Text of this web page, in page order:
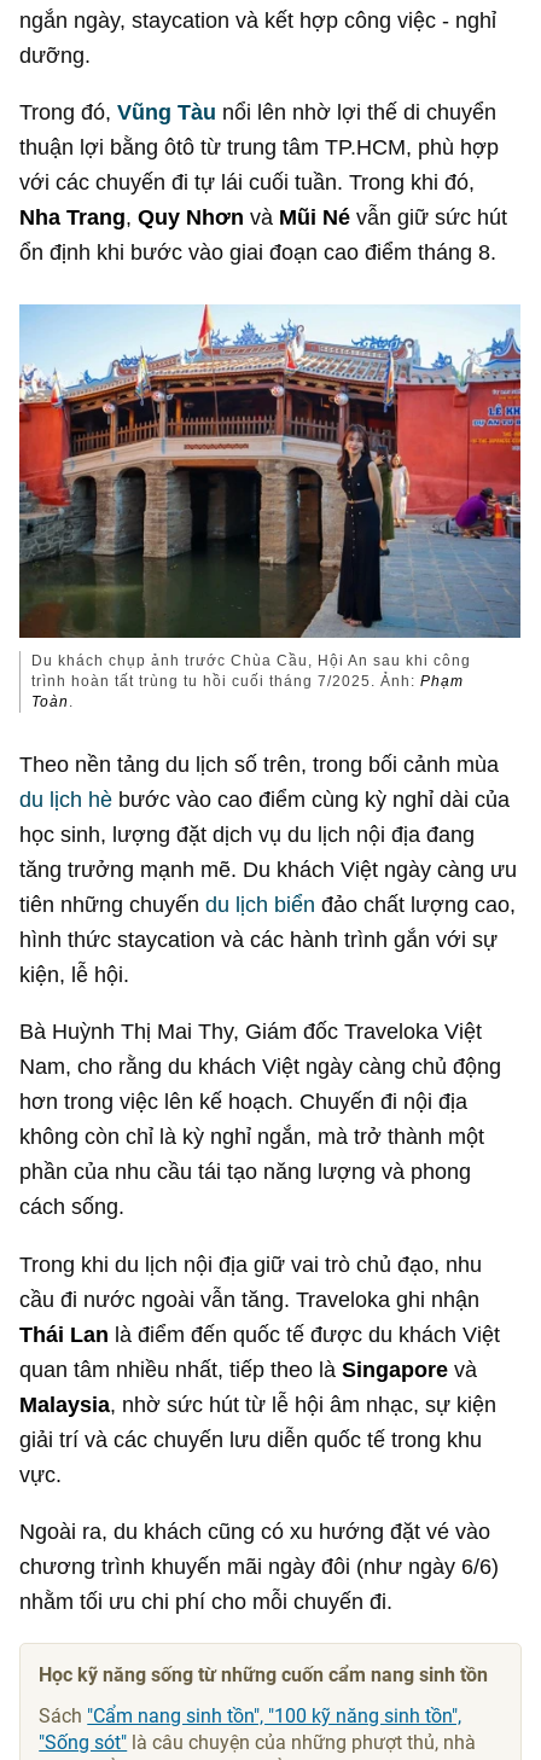
ngắn ngày, staycation và kết hợp công việc - nghỉ
dưỡng.
Trong đó,Vũng Tàu nổi lên nhờ lợi thế di chuyển
thuận lợi bằng ôtô từ trung tâm TP.HCM, phù hợp
với các chuyến đi tự lái cuối tuần. Trong khi đó,
Nha Trang,Quy Nhơn và Mũi Né vẫn giữ sức hút
ổn định khi bước vào giai đoạn cao điểm tháng 8.
Du khách chụp ảnh trước Chùa Cầu, Hội An sau khi công
trình hoàn tất trùng tu hồi cuối tháng 7/2025. Ảnh:Phạm
Toàn
Theo nền tảng du lịch số trên, trong bối cảnh mùa
du lịch hè bước vào cao điểm cùng kỳ nghỉ dài của
học sinh, lượng đặt dịch vụ du lịch nội địa đang
tăng trưởng mạnh mẽ. Du khách Việt ngày càng ưu
tiên những chuyếndu lịch biển đảo chất lượng cao,
hình thức staycation và các hành trình gắn với sự
kiện, lễ hội.
Bà Huỳnh Thị Mai Thy, Giám đốc Traveloka Việt
Nam, cho rằng du khách Việt ngày càng chủ động
hơn trong việc lên kế hoạch. Chuyến đi nội địa
không còn chỉ là kỳ nghỉ ngắn, mà trở thành một
phần của nhu cầu tái tạo năng lượng và phong
cách sống.
Trong khi du lịch nội địa giữ vai trò chủ đạo, nhu
cầu đi nước ngoài vẫn tăng. Traveloka ghi nhận
Thái Lan là điểm đến quốc tế được du khách Việt
quan tâm nhiều nhất, tiếp theo làSingapore và
Malaysia, nhờ sức hút từ lễ hội âm nhạc, sự kiện
giải trí và các chuyến lưu diễn quốc tế trong khu
vực.
Ngoài ra, du khách cũng có xu hướng đặt vé vào
chương trình khuyến mãi ngày đôi (như ngày 6/6)
nhằm tối ưu chi phí cho mỗi chuyến đi.
Học kỹ năng sống từ những cuốn cẩm nang sinh tồn
Sách "Cẩm nang sinh tồn", "100 kỹ năng sinh tồn",
"Sống sót" là câu chuyện của những phượt thủ, nhà